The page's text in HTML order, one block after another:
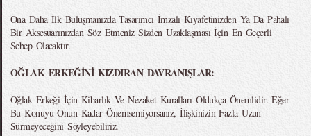
Ona Daha İlk Buluşmanızda Tasarımcı İmzalı Kıyafetinizden Ya Da Pahalı
Bir Aksesuarınızdan Söz Etmeniz Sizden Uzaklaşması İçin En Geçerli
Sebep Olacaktır.
OĞLAK ERKEĞİNİ KIZDIRAN DAVRANIŞLAR:
Oğlak Erkeği İçin Kibarlık Ve Nezaket Kuralları Oldukça Önemlidir. Eğer
Bu Konuyu Onun Kadar Önemsemiyorsanız, İlişkinizin Fazla Uzun
Sürmeyeceğini Söyleyebiliriz.